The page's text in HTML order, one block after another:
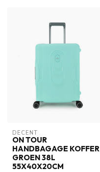
DECENT
ON TOUR
HANDBAGAGE KOFFER
GROEN 38L
55X40X20CM